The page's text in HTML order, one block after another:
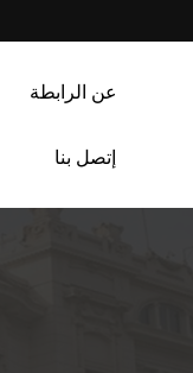
عن الرابطة
إتصل بنا